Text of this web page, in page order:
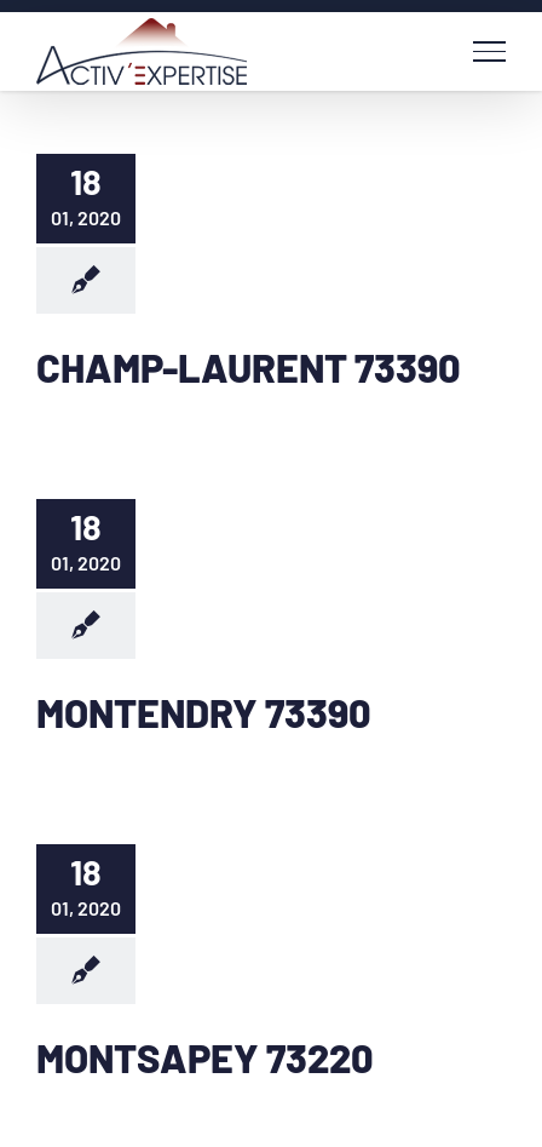
Passer
contenu
18
01, 2020
CHAMP-LAURENT 73390
18
01, 2020
MONTENDRY 73390
18
01, 2020
MONTSAPEY 73220